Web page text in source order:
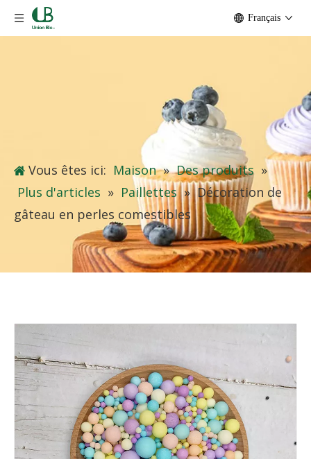
Français
Vous êtes ici: Maison » Des produits »
Plus d'articles » Paillettes » Décoration de
gâteau en perles comestibles